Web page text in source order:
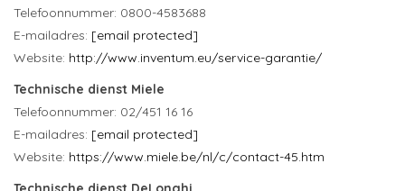
Telefoonnummer: 0800-4583688 ​
E-mailadres: [email protected]
Website: http://www.inventum.eu/service-garantie/
Technische dienst Miele
Telefoonnummer: 02/451 16 16
E-mailadres: [email protected]
Website: https://www.miele.be/nl/c/contact-45.htm